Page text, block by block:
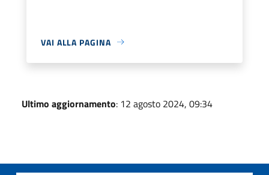
VAI ALLA PAGINA
Ultimo aggiornamento: 12 agosto 2024, 09:34